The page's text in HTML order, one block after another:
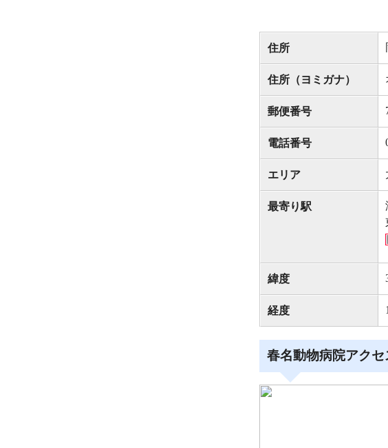
住所
住所（ヨミガナ）
郵便番号
電話番号
エリア
最寄り駅
緯度
経度
春名動物病院アク